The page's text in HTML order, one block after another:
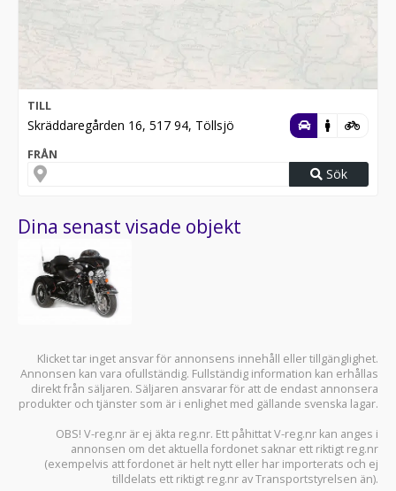
TILL
Skräddaregården 16, 517 94, Töllsjö
FRÅN
Sök
Dina senast visade objekt
Klicket tar inget ansvar för annonsens innehåll eller tillgänglighet.
Annonsen kan vara ofullständig. Fullständig information kan erhållas
direkt från säljaren. Säljaren ansvarar för att de endast annonsera
produkter och tjänster som är i enlighet med gällande svenska lagar.
OBS! V-reg.nr är ej äkta reg.nr. Ett påhittat V-reg.nr kan anges i
annonsen om det aktuella fordonet saknar ett riktigt reg.nr
(exempelvis att fordonet är helt nytt eller har importerats och ej
tilldelats ett riktigt reg.nr av Transportstyrelsen än).